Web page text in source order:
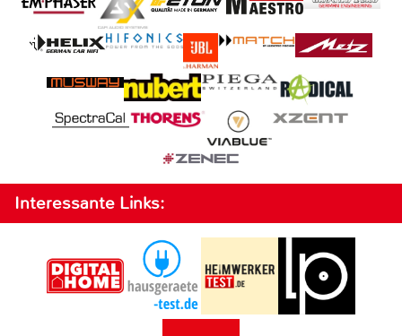
Interessante Links: